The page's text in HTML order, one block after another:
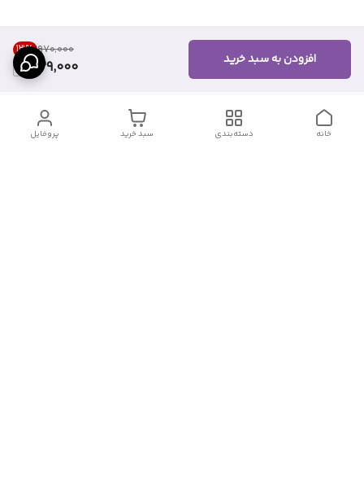
۹۷۰٬۰۰۰ 13%
839,000 افزودن به سبد خرید
پروفایل سبد خرید دسته‌بندی خانه